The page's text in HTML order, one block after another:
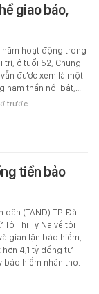
giao báo,
năm hoạt động trong
trí, ở tuổi 52, Chung
được xem là một
nam thần nổi bật,…
trước
tiền bảo
dân (TAND) TP. Đà
Tô Thị Ty Na về tội
gian lận bảo hiểm,
4,1 tỷ đồng từ
bảo hiểm nhân thọ.